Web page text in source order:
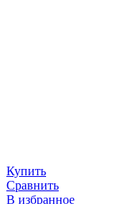
Купить
Сравнить
В избранное